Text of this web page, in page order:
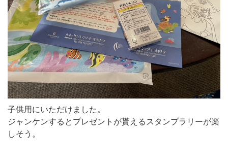
子供用にいただけました。
ジャンケンするとプレゼントが貰えるスタンプラリーが楽
しそう。